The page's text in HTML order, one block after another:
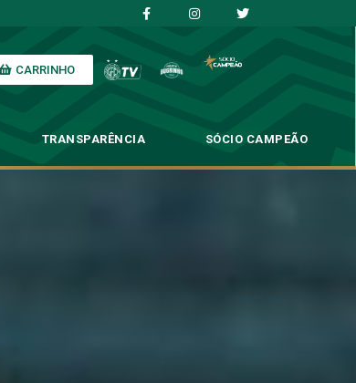
CARRINHO
TRANSPARÊNCIA SÓCIO CAMPEÃO
o Londrina